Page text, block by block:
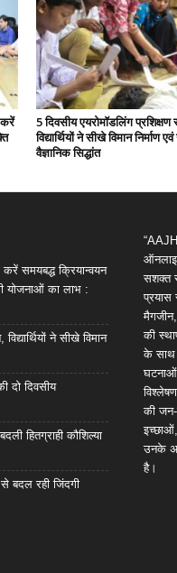
5 दिवसीय एयरोमॉडलिंग प्रशिक्षण
विद्यार्थियों ने सीखे विमान निर्माण
वैज्ञानिक सिद्धांत
समयबद्ध क्रियान्वयन
योजनाओं का लाभ :
ने सीखे विमान
दो दिवसीय
हितग्राही कौशिल्या
बदल रही जिंदगी
सशक्त
प्रयास
की
के साथ
घटनाओं
की जन-
उनके
है।